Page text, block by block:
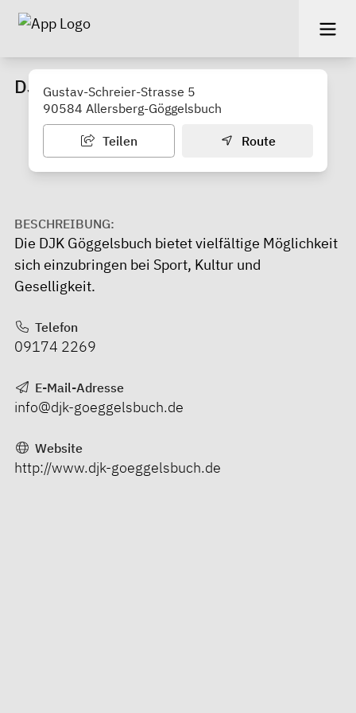
DJK Göggelsbuch
Gustav-Schreier-Strasse 5
90584 Allersberg-Göggelsbuch
Teilen Route
BESCHREIBUNG:
Die DJK Göggelsbuch bietet vielfältige Möglichkeit
sich einzubringen bei Sport, Kultur und
Geselligkeit.
Telefon
09174 2269
E-Mail-Adresse
info@djk-goeggelsbuch.de
Website
http://www.djk-goeggelsbuch.de